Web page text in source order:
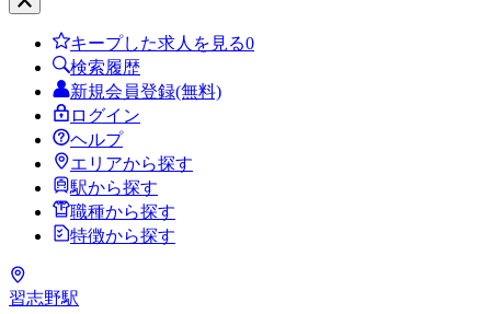
キープした求人を見る0
検索履歴
新規会員登録(無料)
ログイン
ヘルプ
エリアから探す
駅から探す
職種から探す
特徴から探す
習志野駅